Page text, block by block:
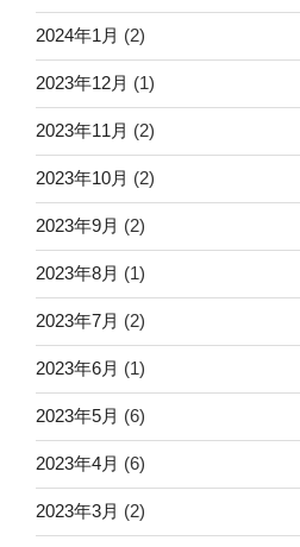
2024年1月 (2)
2023年12月 (1)
2023年11月 (2)
2023年10月 (2)
2023年9月 (2)
2023年8月 (1)
2023年7月 (2)
2023年6月 (1)
2023年5月 (6)
2023年4月 (6)
2023年3月 (2)